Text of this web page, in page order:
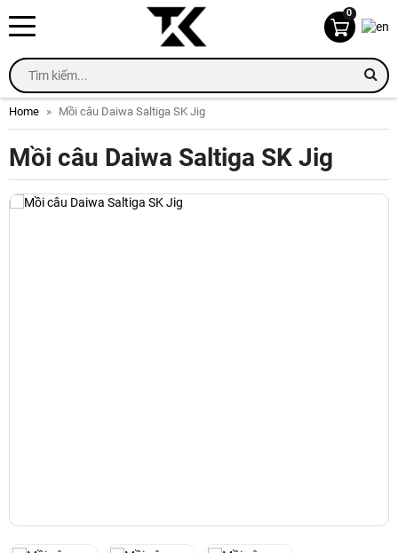
0
Home Mồi câu Daiwa Saltiga SK Jig
Mồi câu Daiwa Saltiga SK Jig